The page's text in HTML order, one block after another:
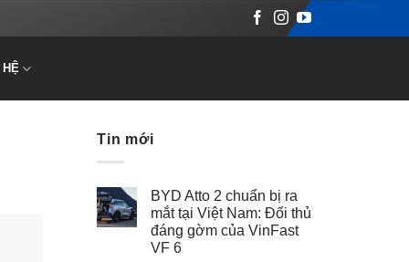
Tin mới
BYD Atto 2 chuẩn bị ra
mắt tại Việt Nam: Đối thủ
đáng gờm của VinFast
VF 6